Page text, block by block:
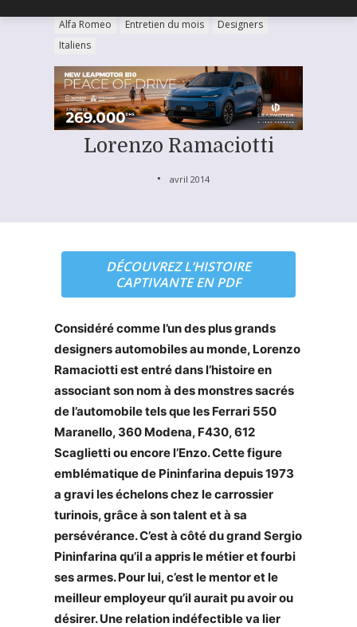
Alfa Romeo Entretien du mois
Designers
Italiens
Lorenzo Ramaciotti
avril 2014
DÉCOUVREZ L’HISTOIRE
CAPTIVANTE EN PDF
Considéré comme l’un des plus grands
designers automobiles au monde, Lorenzo
Ramaciotti est entré dans l’histoire en
associant son nom à des monstres sacrés
de l’automobile tels que les Ferrari 550
Maranello, 360 Modena, F430, 612
Scaglietti ou encore l’Enzo. Cette figure
emblématique de Pininfarina depuis 1973
a gravi les échelons chez le carrossier
turinois, grâce à son talent et à sa
persévérance. C’est à côté du grand Sergio
Pininfarina qu’il a appris le métier et fourbi
ses armes. Pour lui, c’est le mentor et le
meilleur employeur qu’il aurait pu avoir ou
désirer. Une relation indéfectible va lier